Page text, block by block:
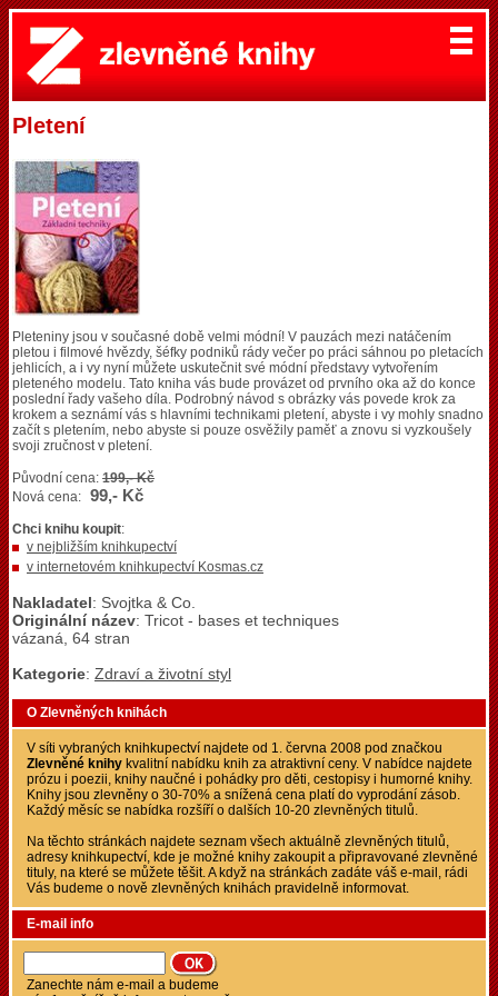
Pletení
Pleteniny jsou v současné době velmi módní! V pauzách mezi natáčením
pletou i filmové hvězdy, šéfky podniků rády večer po práci sáhnou po pletacích
jehlicích, a i vy nyní můžete uskutečnit své módní představy vytvořením
pleteného modelu. Tato kniha vás bude provázet od prvního oka až do konce
poslední řady vašeho díla. Podrobný návod s obrázky vás povede krok za
krokem a seznámí vás s hlavními technikami pletení, abyste i vy mohly snadno
začít s pletením, nebo abyste si pouze osvěžily paměť a znovu si vyzkoušely
svoji zručnost v pletení.
Původní cena: 199,- Kč
Nová cena: 99,- Kč
Chci knihu koupit:
v nejbližším knihkupectví
v internetovém knihkupectví Kosmas.cz
Nakladatel: Svojtka & Co.
Originální název: Tricot - bases et techniques
vázaná, 64 stran
Kategorie: Zdraví a životní styl
O Zlevněných knihách
V síti vybraných knihkupectví najdete od 1. června 2008 pod značkou
Zlevněné knihy kvalitní nabídku knih za atraktivní ceny. V nabídce najdete
prózu i poezii, knihy naučné i pohádky pro děti, cestopisy i humorné knihy.
Knihy jsou zlevněny o 30-70% a snížená cena platí do vyprodání zásob.
Každý měsíc se nabídka rozšíří o dalších 10-20 zlevněných titulů.
Na těchto stránkách najdete seznam všech aktuálně zlevněných titulů,
adresy knihkupectví, kde je možné knihy zakoupit a připravované zlevněné
tituly, na které se můžete těšit. A když na stránkách zadáte váš e-mail, rádi
Vás budeme o nově zlevněných knihách pravidelně informovat.
E-mail info
Zanechte nám e-mail a budeme